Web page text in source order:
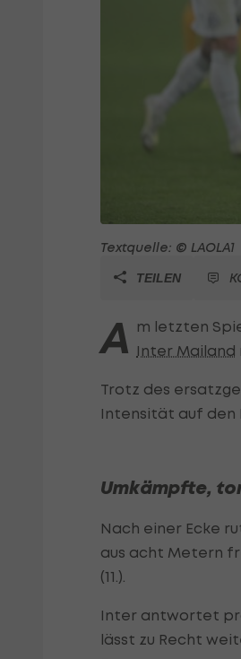
Textquelle: © LAOLA1
TEILEN
A m letzten
Inter Mailand
Trotz des
Intensität auf den
Umkämpfte,
Nach einer Ecke
aus acht Metern
(11.).
Inter antwortet
lässt zu Recht